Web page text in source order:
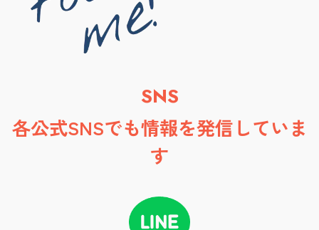
SNS
各公式SNSでも情報を発信していま
す